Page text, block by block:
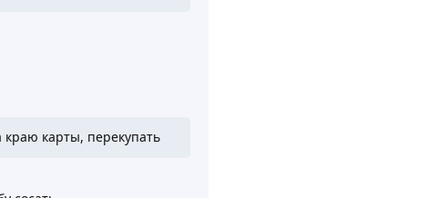
краю карты, перекупать